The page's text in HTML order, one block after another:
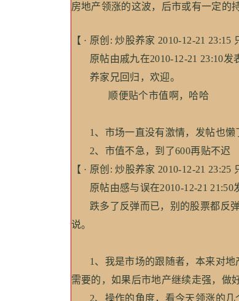
房地产领涨的这波，后市或有一定的
【 · 原创: 炒股养家 2010-12-21 23:15
原帖由戚九在2010-12-21 23:10发
养家兄回归，欢迎。
顺便贴个市值啊，哈哈
1、市场一直没有激情，发帖也懒
2、市值不急，到了600再贴不迟
【 · 原创: 炒股养家 2010-12-21 23:25
原帖由感与误在2010-12-21 21:50
跌多了反弹而已，别的股票都反弹
说。
1、我是市场的跟随者，本来对地
需要的，如果后市地产继续走强，做
2、操作的角度，看今天领涨的几